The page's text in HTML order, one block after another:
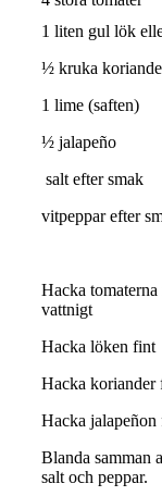
1 liten gul lök
½ kruka
1 lime (saften)
½ jalapeño
salt efter smak
vitpeppar efter
Hacka
vattnigt
Hacka löken fint
Hacka koriander
Hacka jalapeñon
Blanda samman
salt och peppar.